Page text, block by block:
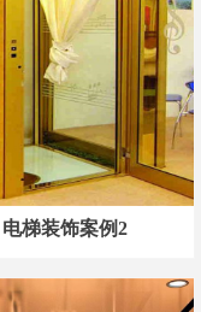
电梯装饰案例2